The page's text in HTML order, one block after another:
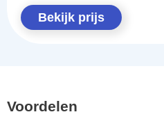
Bekijk prijs
Voordelen